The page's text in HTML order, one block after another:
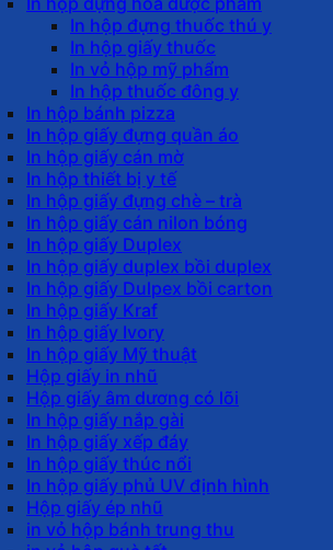
In hộp đựng thuốc thú y
In hộp giấy thuốc
In vỏ hộp mỹ phẩm
In hộp thuốc đông y
In hộp bánh pizza
In hộp giấy đựng quần áo
In hộp giấy cán mờ
In hộp thiết bị y tế
In hộp giấy đựng chè – trà
In hộp giấy cán nilon bóng
In hộp giấy Duplex
In hộp giấy duplex bồi duplex
In hộp giấy Dulpex bồi carton
In hộp giấy Kraf
In hộp giấy Ivory
In hộp giấy Mỹ thuật
Hộp giấy in nhũ
Hộp giấy âm dương có lõi
In hộp giấy nắp gài
In hộp giấy xếp đáy
In hộp giấy thúc nổi
In hộp giấy phủ UV định hình
Hộp giấy ép nhũ
in vỏ hộp bánh trung thu